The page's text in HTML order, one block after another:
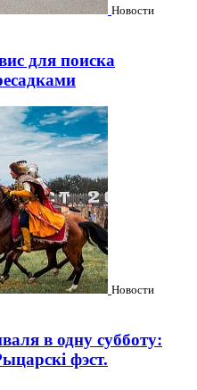
Новости
для поиска
Новости
в одну субботу:
фэст.